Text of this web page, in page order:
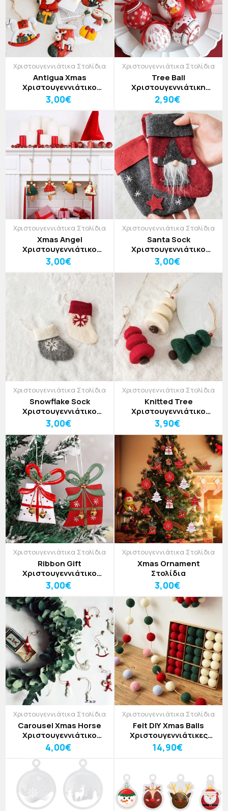
Χριστουγεννιάτικα Στολίδια
Antigua Xmas
Χριστουγεννιάτικο
Στολίδι
3,00€
Χριστουγεννιάτικα Στολίδια
Tree Ball
Χριστουγεννιάτικη
Μπάλα Δέντρου
2,90€
Χριστουγεννιάτικα Στολίδια
Xmas Angel
Χριστουγεννιάτικο
Στολίδι
3,00€
Χριστουγεννιάτικα Στολίδια
Santa Sock
Χριστουγεννιάτικο
Στολίδι
3,00€
Χριστουγεννιάτικα Στολίδια
Snowflake Sock
Χριστουγεννιάτικο
Στολίδι
3,00€
Χριστουγεννιάτικα Στολίδια
Knitted Tree
Χριστουγεννιάτικο
Στολίδι
3,90€
Χριστουγεννιάτικα Στολίδια
Ribbon Gift
Χριστουγεννιάτικο
Στολίδι
3,00€
Χριστουγεννιάτικα Στολίδια
Xmas Ornament
Στολίδια
3,00€
Χριστουγεννιάτικα Στολίδια
Carousel Xmas Horse
Χριστουγεννιάτικο
Στολίδι
4,00€
Χριστουγεννιάτικα Στολίδια
Felt DIY Xmas Balls
Χριστουγεννιάτικες
Μπάλες Δέντρου σετ
36τμχ
14,90€